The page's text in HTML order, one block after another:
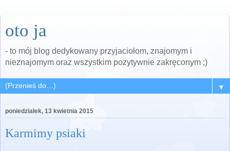
oto ja
- to mój blog dedykowany przyjaciołom, znajomym i
nieznajomym oraz wszystkim pozytywnie zakręconym ;)
▼
poniedziałek, 13 kwietnia 2015
Karmimy psiaki